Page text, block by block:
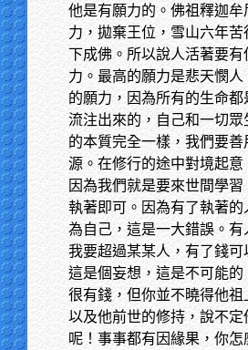
他是有願力的。佛祖釋迦牟
力，拋棄王位，雪山六年
下成佛。所以說人活著要
力。最高的願力是悲天憫
的願力，因為所有的生命
流注出來的，自己和一切
的本質完全一樣，我們要善
源。在修行的途中對境起意
因為我們就是要來世間學
執著即可。因為有了執著
為自己，這是一大錯誤。有
我要超過某某人，有了錢可
這是個妄想，這是不可能的
很有錢，但你並不曉得他祖
以及他前世的修持，說不
呢！事事都有因緣果，你怎